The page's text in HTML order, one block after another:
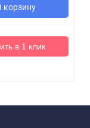
корзину
в 1 клик